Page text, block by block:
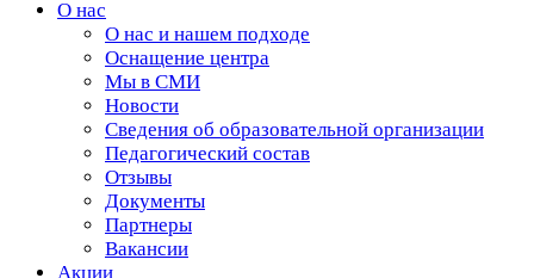
О нас
О нас и нашем подходе
Оснащение центра
Мы в СМИ
Новости
Сведения об образовательной организации
Педагогический состав
Отзывы
Документы
Партнеры
Вакансии
Акции